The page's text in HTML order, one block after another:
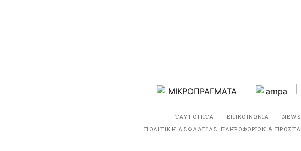
ΤΑΥΤΟΤΗΤΑ ΕΠΙΚΟΙΝΩΝΙΑ
ΠΟΛΙΤΙΚΗ ΑΣΦΑΛΕΙΑΣ ΠΛΗΡΟΦΟΡΙΩΝ &